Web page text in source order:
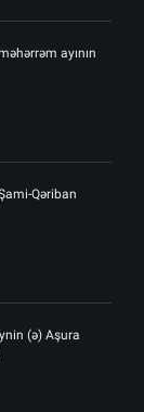
ayının
Qəriban
(ə) Aşura